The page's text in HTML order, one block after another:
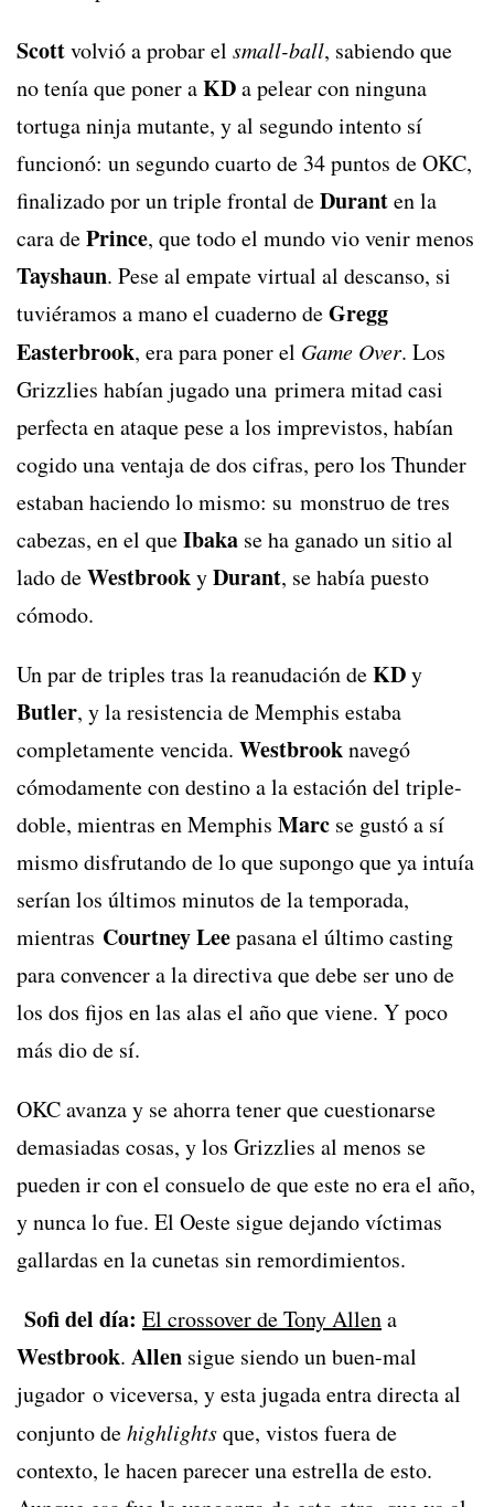
Scottvolvió a probar el small-ball, sabiendo que
no tenía que poner aKDa pelear con ninguna
tortuga ninja mutante, y al segundo intento sí
funcionó: un segundo cuarto de 34 puntos de OKC,
finalizado por un triple frontal deDuranten la
cara dePrince, que todo el mundo vio venir menos
Tayshaun. Pese al empate virtual al descanso, si
tuviéramos a mano el cuaderno deGregg
Easterbrook, era para poner el Game Over. Los
Grizzlies habían jugado una primera mitad casi
perfecta en ataque pese a los imprevistos, habían
cogido una ventaja de dos cifras, pero los Thunder
estaban haciendo lo mismo: su monstruo de tres
cabezas, en el queIbaka se ha ganado un sitio al
lado deWestbrookyDurant, se había puesto
cómodo.
Un par de triples tras la reanudación deKDy
Butler, y la resistencia de Memphis estaba
completamente vencida. Westbrooknavegó
cómodamente con destino a la estación del triple-
doble, mientras en Memphis Marc se gustó a sí
mismo disfrutando de lo que supongo que ya intuía
serían los últimos minutos de la temporada,
mientras Courtney Leepasana el último casting
para convencer a la directiva que debe ser uno de
los dos fijos en las alas el año que viene. Y poco
más dio de sí.
OKC avanza y se ahorra tener que cuestionarse
demasiadas cosas, y los Grizzlies al menos se
pueden ir con el consuelo de que este no era el año,
y nunca lo fue. El Oeste sigue dejando víctimas
gallardas en la cunetas sin remordimientos.
Sofi del día: El crossover de Tony Allena
Westbrook. Allen sigue siendo un buen-mal
jugador o viceversa, y esta jugada entra directa al
conjunto dehighlightsque, vistos fuera de
contexto, le hacen parecer una estrella de esto.